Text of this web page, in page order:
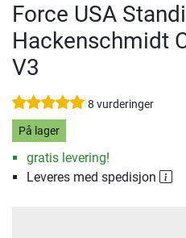
Force USA
Hackenschmidt
V3
8 vurderinger
På lager
gratis levering!
Leveres med spedisjon